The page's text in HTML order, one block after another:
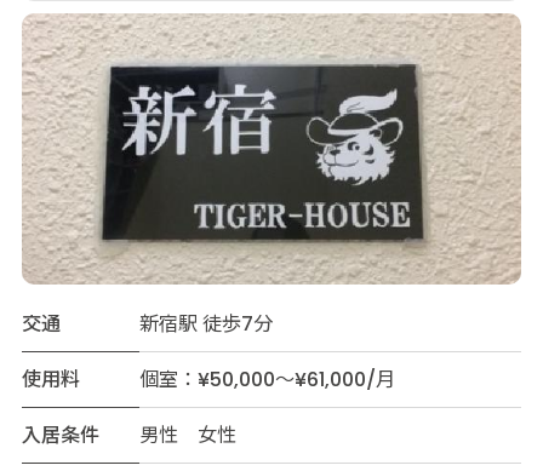
交通
新宿駅 徒歩7分
使用料
個室：¥50,000～¥61,000/月
入居条件
男性 女性